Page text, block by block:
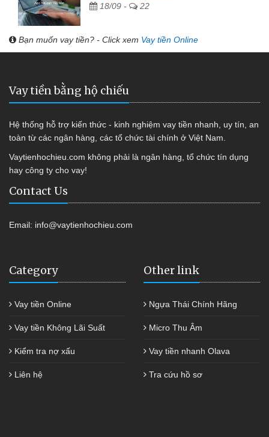
18/09 - 22
Bạn muốn vay tiền? - Click xem Vay tiền Online
Vay tiền bằng hộ chiếu
Hệ thống hỗ trợ kiến thức - kinh nghiệm vay tiền nhanh, uy tín, an
toàn từ các ngân hàng, các tổ chức tài chính ở Việt Nam.
Vaytienhochieu.com không phải là ngân hàng, tổ chức tín dụng
hay công ty cho vay!
Contact Us
Email: info@vaytienhochieu.com
Category
Vay tiền Online
Vay tiền Không Lãi Suất
Kiểm tra nợ xấu
Liên hệ
Other link
Ngựa Thái Chính Hãng
Micro Thu Âm
Vay tiền nhanh Olava
Tra cứu hồ sơ